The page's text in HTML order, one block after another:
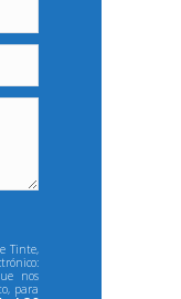
Tinte,
nos
para